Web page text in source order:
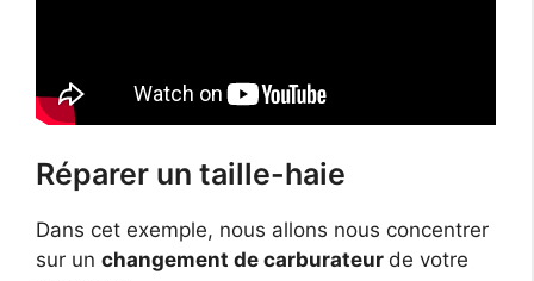
Réparer un taille-haie
Dans cet exemple, nous allons nous concentrer
sur un changement de carburateur de votre